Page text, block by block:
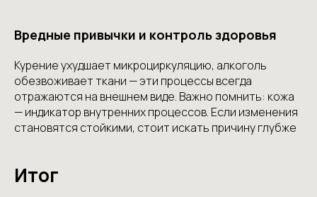
Вредные привычки и контроль здоровья
Курение ухудшает микроциркуляцию, алкоголь
обезвоживает ткани — эти процессы всегда
отражаются на внешнем виде. Важно помнить: кожа
— индикатор внутренних процессов. Если изменения
становятся стойкими, стоит искать причину глубже
Итог